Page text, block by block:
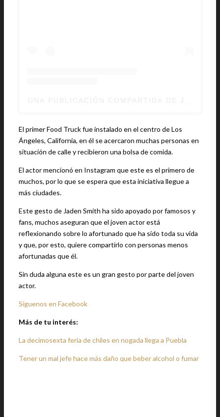
El primer Food Truck fue instalado en el centro de Los
Ángeles, California, en él se acercaron muchas personas en
situación de calle y recibieron una bolsa de comida.
El actor mencionó en Instagram que este es el primero de
muchos, por lo que se espera que esta iniciativa llegue a
más ciudades.
Este gesto de Jaden Smith ha sido apoyado por famosos y
fans, muchos aseguran que el joven actor está
reflexionando sobre lo afortunado que ha sido toda su vida
y que, por esto, quiere compartirlo con personas menos
afortunadas que él.
Sin duda alguna este es un gran gesto por parte del joven
actor.
Síguenos en Facebook
Más de tu interés:
La decimosexta feria de chiles en nogada llega a Puebla
Tener un mal jefe hace más daño que beber alcohol o fumar